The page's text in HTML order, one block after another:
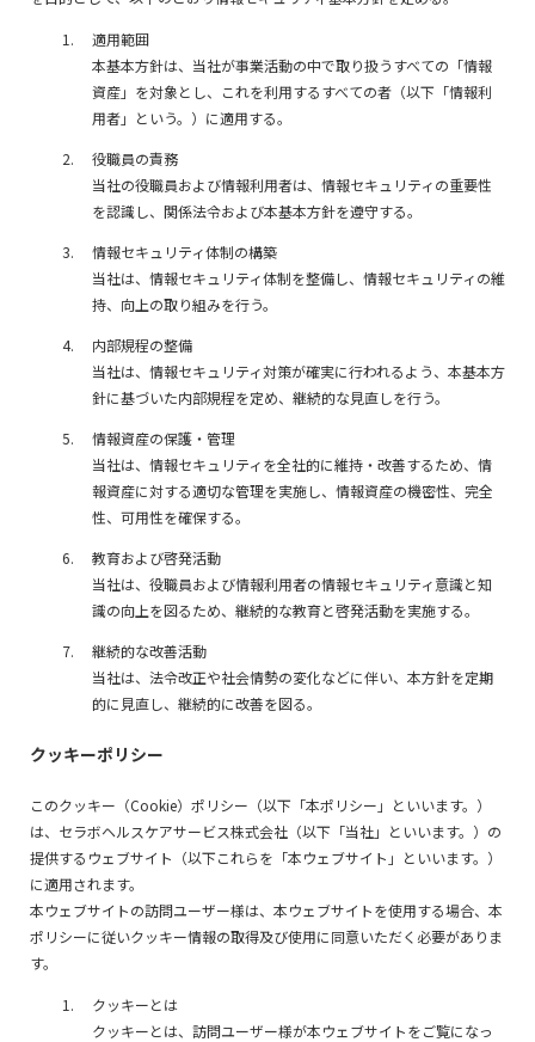
適用範囲
本基本方針は、当社が事業活動の中で取り扱うすべての「情報
資産」を対象とし、これを利用するすべての者（以下「情報利
用者」という。）に適用する。
役職員の責務
当社の役職員および情報利用者は、情報セキュリティの重要性
を認識し、関係法令および本基本方針を遵守する。
情報セキュリティ体制の構築
当社は、情報セキュリティ体制を整備し、情報セキュリティの維
持、向上の取り組みを行う。
内部規程の整備
当社は、情報セキュリティ対策が確実に行われるよう、本基本方
針に基づいた内部規程を定め、継続的な見直しを行う。
情報資産の保護・管理
当社は、情報セキュリティを全社的に維持・改善するため、情
報資産に対する適切な管理を実施し、情報資産の機密性、完全
性、可用性を確保する。
教育および啓発活動
当社は、役職員および情報利用者の情報セキュリティ意識と知
識の向上を図るため、継続的な教育と啓発活動を実施する。
継続的な改善活動
当社は、法令改正や社会情勢の変化などに伴い、本方針を定期
的に見直し、継続的に改善を図る。
クッキーポリシー
このクッキー（Cookie）ポリシー（以下「本ポリシー」といいます。）
は、セラボヘルスケアサービス株式会社（以下「当社」といいます。）の
提供するウェブサイト（以下これらを「本ウェブサイト」といいます。）
に適用されます。
本ウェブサイトの訪問ユーザー様は、本ウェブサイトを使用する場合、本
ポリシーに従いクッキー情報の取得及び使用に同意いただく必要がありま
す。
クッキーとは
クッキーとは、訪問ユーザー様が本ウェブサイトをご覧になっ